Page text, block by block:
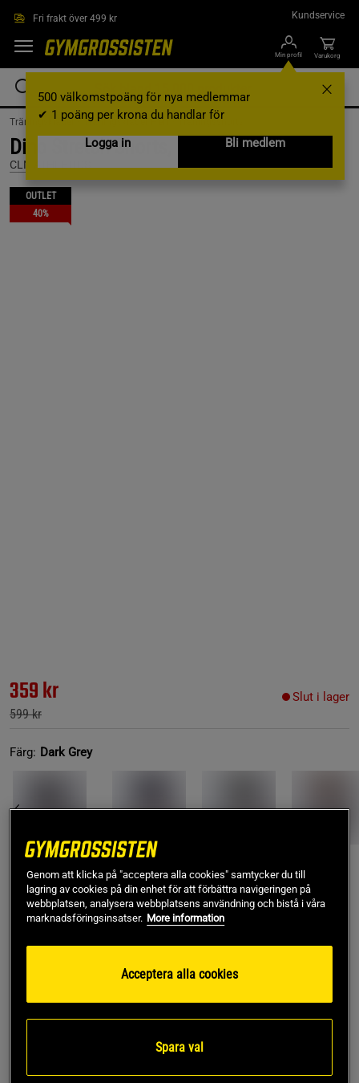
Fri frakt över 499 kr Kundservice
Min profil
500 välkomstpoäng för nya medlemmar
✔ 1 poäng per krona du handlar för
Logga in
Bli medlem
Varukorg
Träningskläder / Träningskläder Herr /Träningsshorts
Dino Stretch Shorts, Dark Grey, L
CLN ATHLETICS
OUTLET
40%
359 kr
599 kr
Slut i lager
Färg: Dark Grey
- Slut i lager
Produkt slut - notifiera mig via e-post
!
Denna produkt är tillfälligt slut i lager. Få en notifikation
Genom att klicka på "acceptera alla cookies" samtycker du till
lagring av cookies på din enhet för att förbättra navigeringen på
webbplatsen, analysera webbplatsens användning och bistå i våra
marknadsföringsinsatser. More information
Acceptera alla cookies
Spara val